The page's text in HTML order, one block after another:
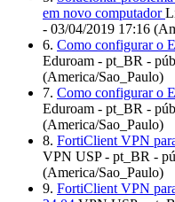
em novo computador
- 03/04/2019 17:16
6. Como configurar o
Eduroam - pt_BR -
(America/Sao_Paulo)
7. Como configurar o
Eduroam - pt_BR -
(America/Sao_Paulo)
8. FortiClient VPN
VPN USP - pt_BR -
(America/Sao_Paulo)
9. FortiClient VPN